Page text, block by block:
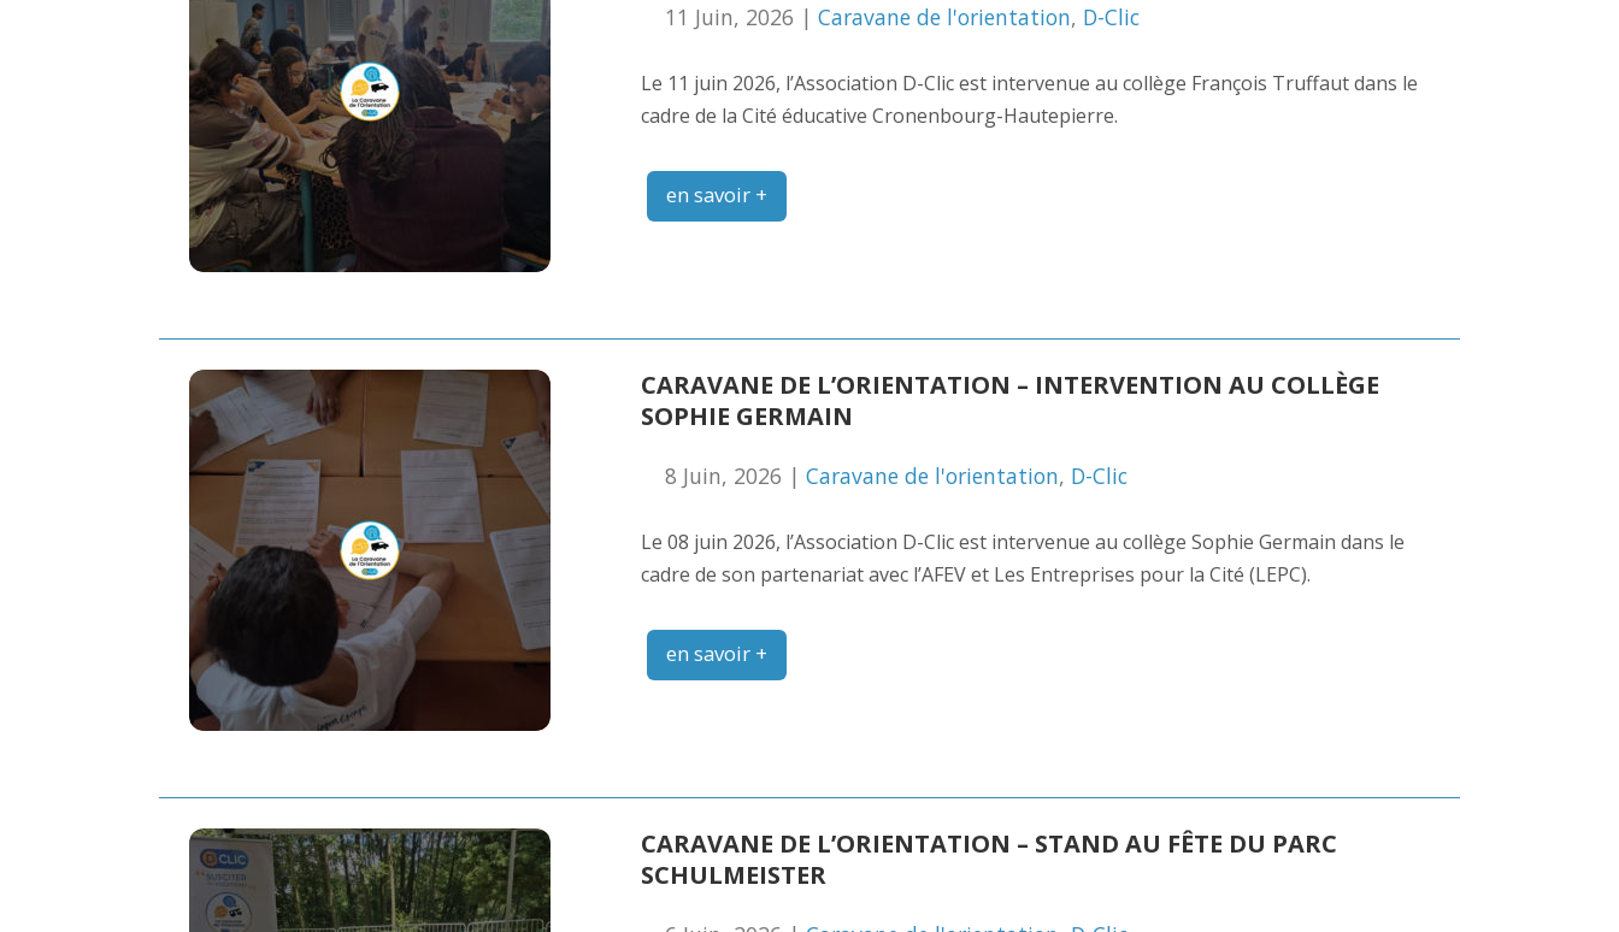
11 Juin, 2026 | Caravane de l'orientation, D-Clic
Le 11 juin 2026, l’Association D-Clic est intervenue au collège François Truffaut dans le
cadre de la Cité éducative Cronenbourg-Hautepierre.
en savoir +
CARAVANE DE L’ORIENTATION – INTERVENTION AU COLLÈGE
SOPHIE GERMAIN
8 Juin, 2026 | Caravane de l'orientation, D-Clic
Le 08 juin 2026, l’Association D-Clic est intervenue au collège Sophie Germain dans le
cadre de son partenariat avec l’AFEV et Les Entreprises pour la Cité (LEPC).
en savoir +
CARAVANE DE L’ORIENTATION – STAND AU FÊTE DU PARC
SCHULMEISTER